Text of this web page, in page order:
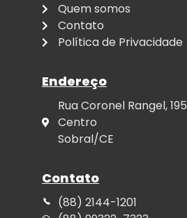
Quem somos
Contato
Política de Privacidade
Endereço
Rua Coronel Rangel, 195
Centro
Sobral/CE
Contato
(88) 2144-1201